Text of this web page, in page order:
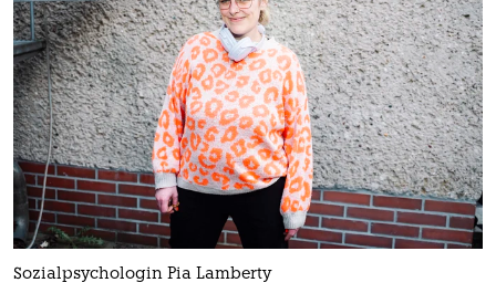
Sozialpsychologin Pia Lamberty